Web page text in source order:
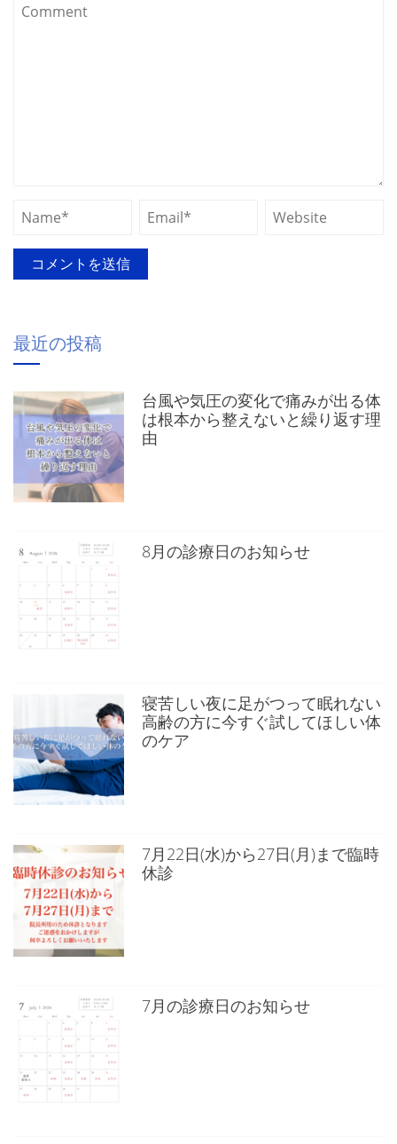
最近の投稿
台風や気圧の変化で痛みが出る体
は根本から整えないと繰り返す理
由
8月の診療日のお知らせ
寝苦しい夜に足がつって眠れない
高齢の方に今すぐ試してほしい体
のケア
7月22日(水)から27日(月)まで臨時
休診
7月の診療日のお知らせ